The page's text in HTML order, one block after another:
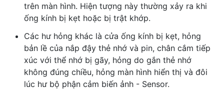
trên màn hình. Hiện tượng này thường xảy ra khi
ống kính bị kẹt hoặc bị trật khớp.
Các hư hỏng khác là cửa ống kính bị kẹt, hỏng
bản lề của nắp đậy thẻ nhớ và pin, chân cắm tiếp
xúc với thể nhớ bị gãy, hỏng do gắn thẻ nhớ
không đúng chiều, hỏng màn hình hiển thị và đôi
lúc hư bộ phận cảm biến ảnh - Sensor.